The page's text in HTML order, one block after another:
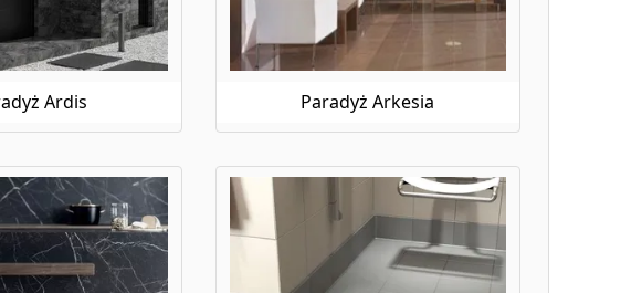
płytki zielone Paradyż będą doskonałym wyborem. W ofercie e-
Ci stworzyć harmonijne i relaksujące wnętrza. Zielone płytki Paradyż
i funkcjonalność. Płytki do kuchni na ścianę Paradyż to propozycja,
dostępna na e-budujemy.pl pozwoli Ci stworzyć kuchnię marzeń,
turkusowe Paradyż dostępne na e-budujemy.pl pozwolą Ci
sprawdzą się zarówno w łazience, kuchni, jak i salonie, dodając
Ardis Paradyż Arkesia